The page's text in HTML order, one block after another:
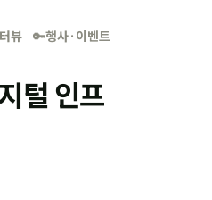
뷰 🔑행사·이벤트
털 인프